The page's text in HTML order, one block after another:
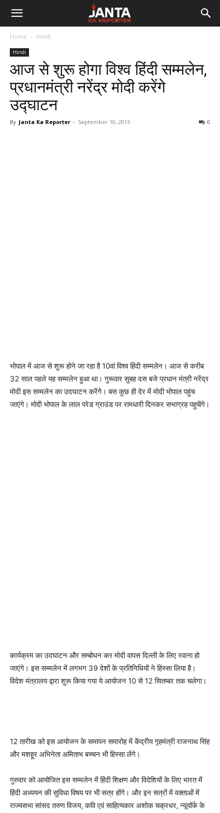
Janta
Reporter
Home Hindi
Hindi
आज से शुरू होगा विश्व हिंदी सम्मलेन,
प्रधानमंत्री नरेंद्र मोदी करेंगे
उद्घाटन
By Janta Ka Reporter - September 10, 2015 0
भोपाल में आज से शुरू होने जा रहा है 10वां विश्व हिंदी सम्मलेन। आज से करीब
32 साल पहले यह सम्मलेन हुआ था। गुरूवार सुबह दस बजे प्रधान मंत्री नरेंद्र
मोदी इस सम्मलेन का उदघाटन करेंगे। बस कुछ ही देर में मोदी भोपाल पहुंच
जाएंगे। मोदी भोपाल के लाल परेड ग्राउंड पर रामधारी दिनकर सभाग्रह पहुचेंगे।
कार्यक्रम का उदघाटन और सम्बोधन कर मोदी वापस दिल्ली के लिए रवाना हो
जाएंगे। इस सम्मलेन में लगभग 39 देशों के प्रतिनिधियों ने हिस्सा लिया है।
विदेश मंत्रालय द्वारा शुरू किया गया ये आयोजन 10 से 12 सितम्बर तक चलेगा।
12 तारीख को इस आयोजन के समापन समारोह में केंद्रीय गृहमंत्री राजनाथ सिंह
और मशहूर अभिनेता अमिताभ बच्चन भी हिस्सा लेंगे।
गुरुवार को आयोजित इस सम्मलेन में हिंदी शिक्षण और विदेशियों के लिए भारत में
हिंदी अध्ययन की सुविधा विषय पर भी सत्र होंगे। और इन सत्रों में वक्ताओं में
राज्यसभा सांसद तरुण विजय, कवि एवं साहित्यकार अशोक चक्रधर, न्यूयॉर्क के